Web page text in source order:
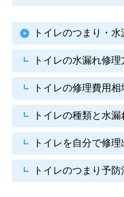
トイレのつまり・水
トイレの水漏れ修理
トイレの修理費用相
トイレの種類と水漏
トイレを自分で修理
トイレのつまり予防